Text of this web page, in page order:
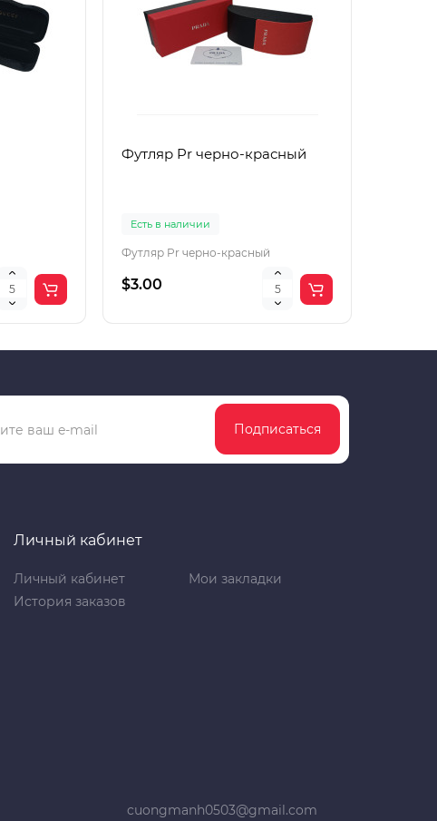
Футляр Pr черно-красный
Есть в наличии
Футляр Pr черно-красный
$3.00
Подписаться
Личный кабинет
Личный кабинет
История заказов
Мои закладки
cuongmanh0503@gmail.com